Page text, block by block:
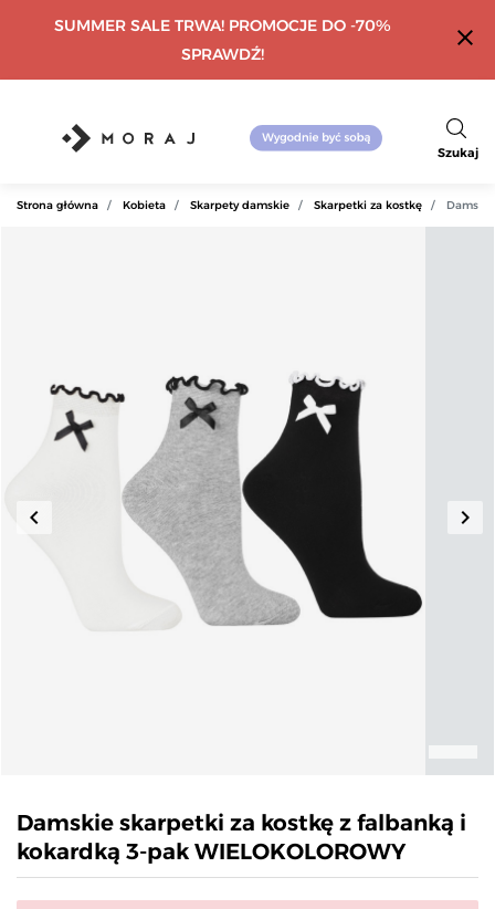
SUMMER SALE TRWA! PROMOCJE DO -70%
SPRAWDŹ!
close
Szukaj
Strona główna Kobieta Skarpety damskie Skarpetki za kostkę
Poprzedni
keyboard_arrow_left keyboard_arrow_right
Damskie skarpetki za kostkę z falbanką i
kokardką 3-pak WIELOKOLOROWY